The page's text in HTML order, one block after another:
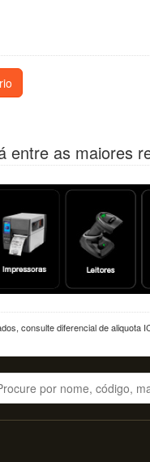
entre as maiores
consulte diferencial de